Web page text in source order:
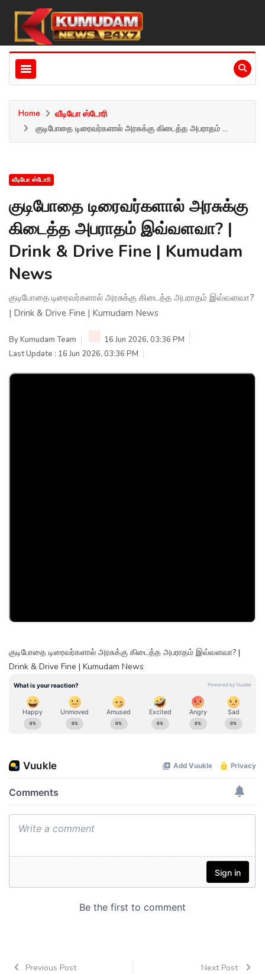
Home
வீடியோ ஸ்டோரி
குடிபோதை டிரைவர்களால் அரசுக்கு கிடைத்த அபராதம் ...
வீடியோ ஸ்டோரி
குடிபோதை டிரைவர்களால் அரசுக்கு
கிடைத்த அபராதம் இவ்வளவா? |
Drink & Drive Fine | Kumudam
News
குடிபோதை டிரைவர்களால் அரசுக்கு கிடைத்த அபராதம் இவ்வளவா?
| Drink & Drive Fine | Kumudam News
ByKumudam Team
16 Jun 2026, 03:36 PM
Last Update : 16 Jun 2026, 03:36 PM
குடிபோதை டிரைவர்களால் அரசுக்கு கிடைத்த அபராதம் இவ்வளவா? |
Drink & Drive Fine | Kumudam News
Previous Post Next Post